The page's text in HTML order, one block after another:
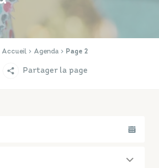
RECHERCHE
Accueil Agenda Page 2
Partager la page
Portail Famille